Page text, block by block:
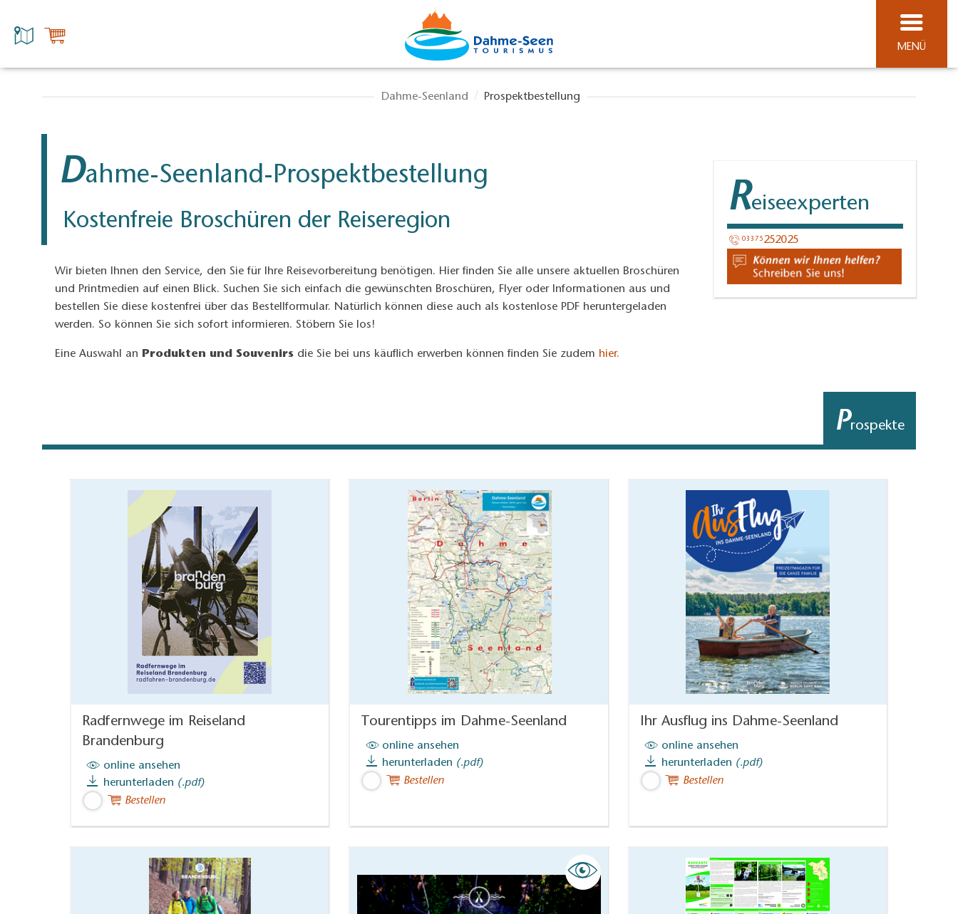
MENÜ
Dahme-Seenland Prospektbestellung
Reiseexperten
03375252025​
Dahme-Seenland-Prospektbestellung
Kostenfreie Broschüren der Reiseregion
Wir bieten Ihnen den Service, den Sie für Ihre Reisevorbereitung benötigen. Hier finden Sie alle unsere aktuellen Broschüren
und Printmedien auf einen Blick. Suchen Sie sich einfach die gewünschten Broschüren, Flyer oder Informationen aus und
bestellen Sie diese kostenfrei über das Bestellformular. Natürlich können diese auch als kostenlose PDF heruntergeladen
werden. So können Sie sich sofort informieren. Stöbern Sie los!
Eine Auswahl an Produkten und Souvenirs die Sie bei uns käuflich erwerben können finden Sie zudem hier.
Prospekte
Radfernwege im Reiseland
Brandenburg
online ansehen
herunterladen (.pdf)
Bestellen
Tourentipps im Dahme-Seenland
online ansehen
herunterladen (.pdf)
Bestellen
Ihr Ausflug ins Dahme-Seenland
online ansehen
herunterladen (.pdf)
Bestellen